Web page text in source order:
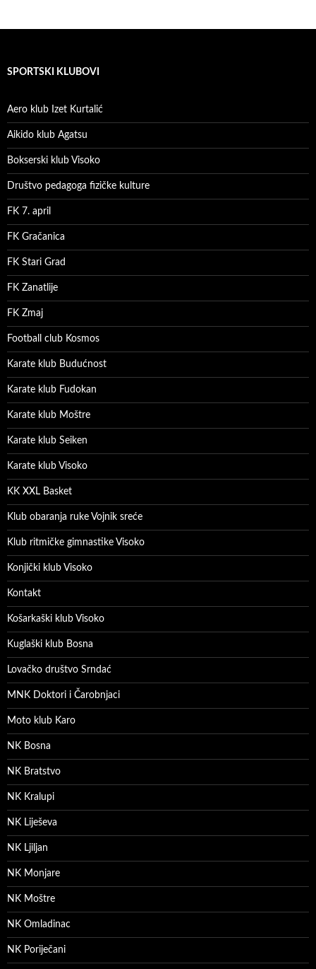
SPORTSKI KLUBOVI
Aero klub Izet Kurtalić
Aikido klub Agatsu
Bokserski klub Visoko
Društvo pedagoga fizičke kulture
FK 7. april
FK Gračanica
FK Stari Grad
FK Zanatlije
FK Zmaj
Football club Kosmos
Karate klub Budućnost
Karate klub Fudokan
Karate klub Moštre
Karate klub Seiken
Karate klub Visoko
KK XXL Basket
Klub obaranja ruke Vojnik sreće
Klub ritmičke gimnastike Visoko
Konjički klub Visoko
Kontakt
Košarkaški klub Visoko
Kuglaški klub Bosna
Lovačko društvo Srndać
MNK Doktori i Čarobnjaci
Moto klub Karo
NK Bosna
NK Bratstvo
NK Kralupi
NK Liješeva
NK Ljiljan
NK Monjare
NK Moštre
NK Omladinac
NK Poriječani